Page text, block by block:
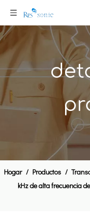
Hogar / Productos /
kHz de alta frecuencia